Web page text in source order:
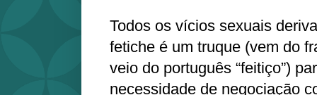
Todos os vícios sexuais
fetiche é um truque (vem do
veio do português “feitiço”)
necessidade de negociação